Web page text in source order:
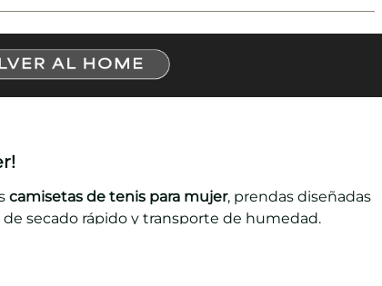
camisetas de tenis para mujer, prendas diseñadas
secado rápido y transporte de humedad.
con faldas con pliegues en la cintura, shorts
¡Elige los modelos de